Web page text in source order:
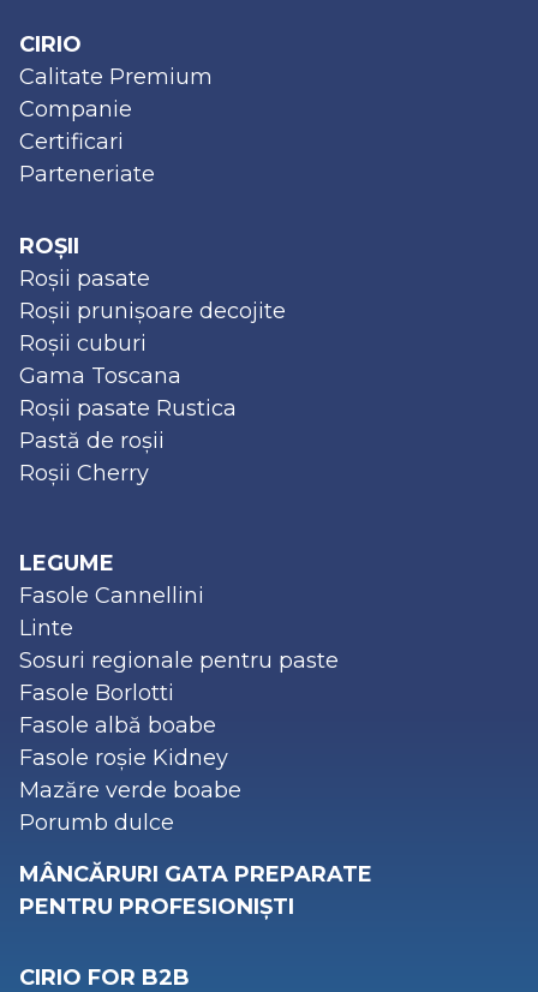
CIRIO
Calitate Premium
Companie
Certificari
Parteneriate
ROȘII
Roșii pasate
Roșii prunișoare decojite
Roșii cuburi
Gama Toscana
Roșii pasate Rustica
Pastă de roșii
Roșii Cherry
LEGUME
Fasole Cannellini
Linte
Sosuri regionale pentru paste
Fasole Borlotti
Fasole albă boabe
Fasole roșie Kidney
Mazăre verde boabe
Porumb dulce
MÂNCĂRURI GATA PREPARATE
PENTRU PROFESIONIȘTI
CIRIO FOR B2B